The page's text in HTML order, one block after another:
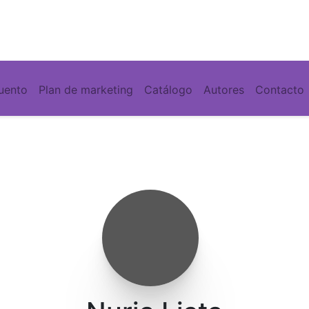
Plan de marketing Catálogo Autores Contacto